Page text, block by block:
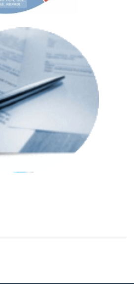
lo Sviluppo di Normative e Nuove
Strategie di Certificazione
Link